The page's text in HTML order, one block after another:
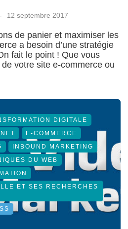
12 septembre 2017
de panier et maximiser les
a besoin d’une stratégie
fait le point ! Que vous
votre site e-commerce ou
DIGITALE
E-COMMERCE
INBOUND MARKETING
DU WEB
ET SES RECHERCHES